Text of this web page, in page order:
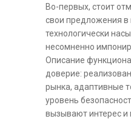
Во-первых, стоит
свои предложения в
технологически
несомненно
Описание
доверие:
рынка, адаптивные
уровень
вызывают интерес и